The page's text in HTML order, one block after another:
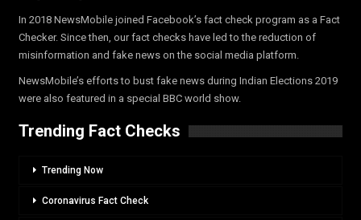
In 2018 NewsMobile joined Facebook’s fact check program as a Fact
Checker. Since then, our fact checks have led to the reduction of
misinformation and fake news on the social media platform.
NewsMobile’s efforts to bust fake news during Indian Elections 2019
were also featured in a special BBC world show.
Trending Fact Checks
Trending Now
Coronavirus Fact Check